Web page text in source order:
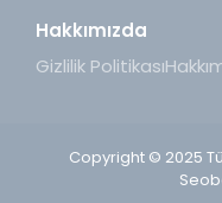
Hakkımızda
Gizlilik Politikası
Copyright © 2025